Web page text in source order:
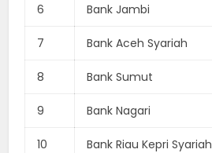
6 Bank Jambi
7 Bank Aceh Syariah
8 Bank Sumut
9 Bank Nagari
10 Bank Riau Kepri Syariah